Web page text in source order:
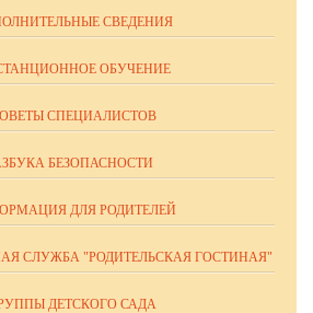
СВЕДЕНИЯ
ОБУЧЕНИЕ
СПЕЦИАЛИСТОВ
БЕЗОПАСНОСТИ
ДЛЯ РОДИТЕЛЕЙ
СЛУЖБА "РОДИТЕЛЬСКАЯ ГОСТИНАЯ"
ДЕТСКОГО САДА